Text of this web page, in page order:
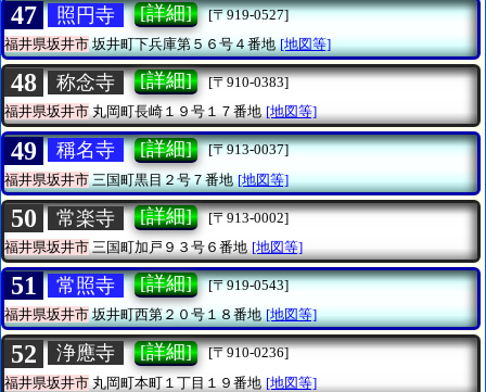
47 照円寺 [詳細]
[〒919-0527]
福井県坂井市坂井町下兵庫第５６号４番地 [地図等]
48 称念寺 [詳細]
[〒910-0383]
福井県坂井市丸岡町長崎１９号１７番地 [地図等]
49 稱名寺 [詳細]
[〒913-0037]
福井県坂井市三国町黒目２号７番地 [地図等]
50 常楽寺 [詳細]
[〒913-0002]
福井県坂井市三国町加戸９３号６番地 [地図等]
51 常照寺 [詳細]
[〒919-0543]
福井県坂井市坂井町西第２０号１８番地 [地図等]
52 浄應寺 [詳細]
[〒910-0236]
福井県坂井市 丸岡町本町１丁目１９番地 [地図等]